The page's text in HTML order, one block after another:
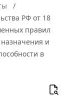
РФ от 18
правил
и
в